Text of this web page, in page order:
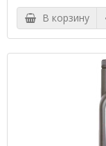
В корзину